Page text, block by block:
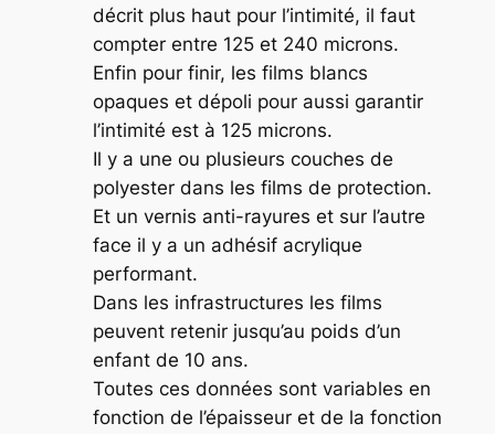
décrit plus haut pour l’intimité, il faut
compter entre 125 et 240 microns.
Enfin pour finir, les films blancs
opaques et dépoli pour aussi garantir
l’intimité est à 125 microns.
Il y a une ou plusieurs couches de
polyester dans les films de protection.
Et un vernis anti-rayures et sur l’autre
face il y a un adhésif acrylique
performant.
Dans les infrastructures les films
peuvent retenir jusqu’au poids d’un
enfant de 10 ans.
Toutes ces données sont variables en
fonction de l’épaisseur et de la fonction